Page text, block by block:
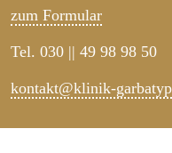
zum Formular
Tel. 030 || 49 98 98 50
kontakt@klinik-